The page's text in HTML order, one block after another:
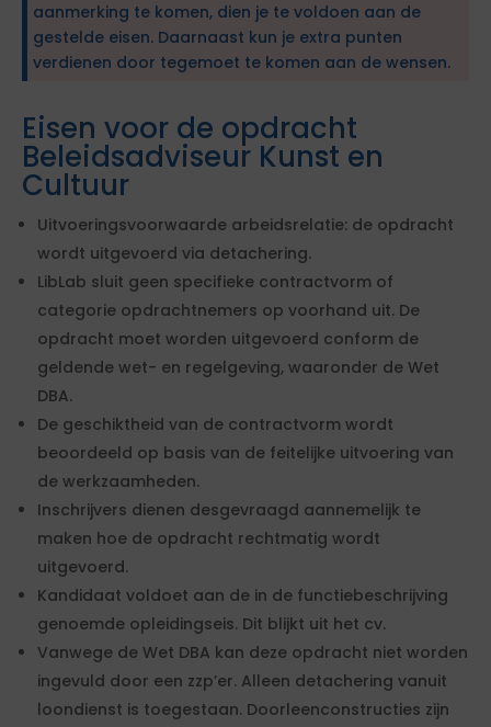
aanmerking te komen, dien je te voldoen aan de
gestelde eisen. Daarnaast kun je extra punten
verdienen door tegemoet te komen aan de wensen.
Eisen voor de opdracht
Beleidsadviseur Kunst en
Cultuur
Uitvoeringsvoorwaarde arbeidsrelatie: de opdracht
wordt uitgevoerd via detachering.
LibLab sluit geen specifieke contractvorm of
categorie opdrachtnemers op voorhand uit. De
opdracht moet worden uitgevoerd conform de
geldende wet- en regelgeving, waaronder de Wet
DBA.
De geschiktheid van de contractvorm wordt
beoordeeld op basis van de feitelijke uitvoering van
de werkzaamheden.
Inschrijvers dienen desgevraagd aannemelijk te
maken hoe de opdracht rechtmatig wordt
uitgevoerd.
Kandidaat voldoet aan de in de functiebeschrijving
genoemde opleidingseis. Dit blijkt uit het cv.
Vanwege de Wet DBA kan deze opdracht niet worden
ingevuld door een zzp’er. Alleen detachering vanuit
loondienst is toegestaan. Doorleenconstructies zijn